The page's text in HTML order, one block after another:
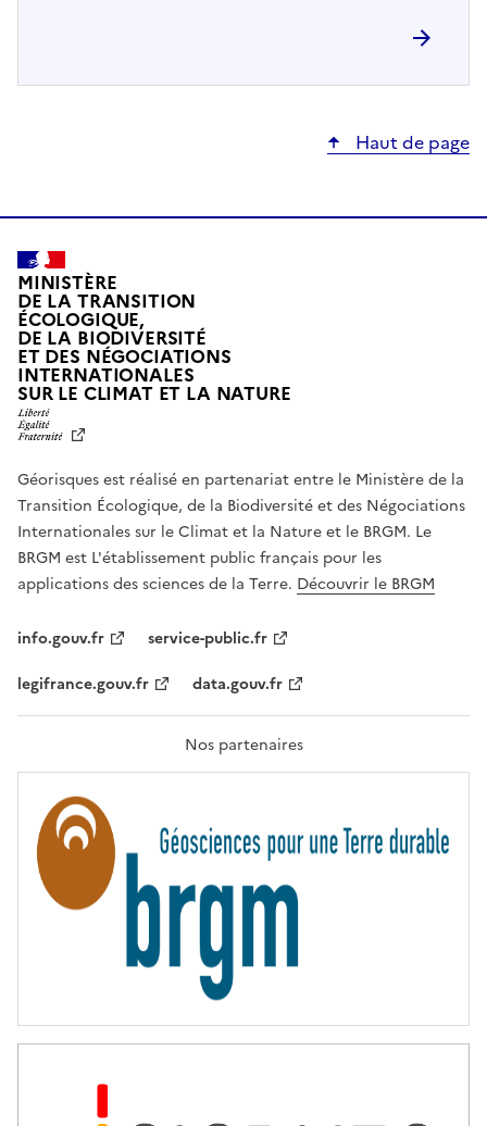
Haut de page
MINISTÈRE
DE LA TRANSITION
ÉCOLOGIQUE,
DE LA BIODIVERSITÉ
ET DES NÉGOCIATIONS
INTERNATIONALES
SUR LE CLIMAT ET LA NATUREL
T
É
,
É
G
A
L
F
A
T
R
T
É
Géorisques est réalisé en partenariat entre le Ministère de la
Transition Écologique, de la Biodiversité et des Négociations
Internationales sur le Climat et la Nature et le BRGM. Le
BRGM est L'établissement public français pour les
applications des sciences de la Terre. Découvrir le BRGM
info.gouv.fr
service-public.fr
legifrance.gouv.fr
data.gouv.fr
Nos partenaires